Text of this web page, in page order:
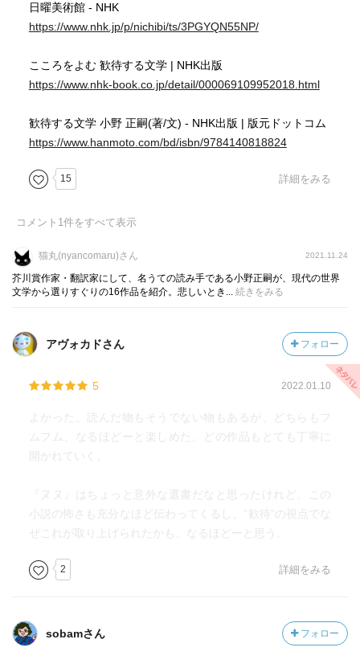
日曜美術館 - NHK
https://www.nhk.jp/p/nichibi/ts/3PGYQN55NP/
こころをよむ 歓待する文学 | NHK出版
https://www.nhk-book.co.jp/detail/000069109952018.html
歓待する文学 小野 正嗣(著/文) - NHK出版 | 版元ドットコム
https://www.hanmoto.com/bd/isbn/9784140818824
15 詳細をみる
コメント 1件をすべて表示
猫丸(nyancomaru)さん 2021.11.24
芥川賞作家・翻訳家にして、名うての読み手である小野正嗣が、現代の世界
文学から選りすぐりの16作品を紹介。悲しいとき... 続きをみる
アヴォカドさん フォロー
5 2022.01.10
よかった。読んだ物もそうでない物もあるが、どちらもフ
ムフム、なるほどーと楽しめた。どの作品もとても丁寧に
開かれていく。
『ヌヌ』はちょっと意外な選書だなと思ったけれど、この
小説の怖さも充分なほど伝わってくるし、”歓待”の視点でな
ぜこれが取り上げられたかも、なるほどーと思う。
2 詳細をみる
sobamさん フォロー